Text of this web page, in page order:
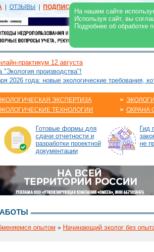
На нашем сайте
Используя сайт, вы
Подробнее об обработке
ОТЗЫВЫ ПОДПИСКА | В ЖУРНАЛЕ
практикум 12 августа
производства"!
2026 года: новые экологические требования,
ЭКСПЕРТИЗА
ТЕХНОЛОГИИ
ОХРАНА
Готовые формы для
сдачи отчетности и
разработки проектной
документации
Гид
не
опытом » Начинающий эколог без